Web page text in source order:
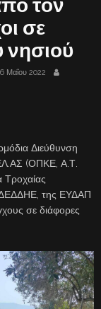
τον
σε
νησιού
Μαΐου 2022
Διεύθυνση
ΕΛ.ΑΣ (ΟΠΚΕ, Α.Τ.
Τροχαίας
ΔΕΔΔΗΕ, της ΕΥΔΑΠ
σε διάφορες